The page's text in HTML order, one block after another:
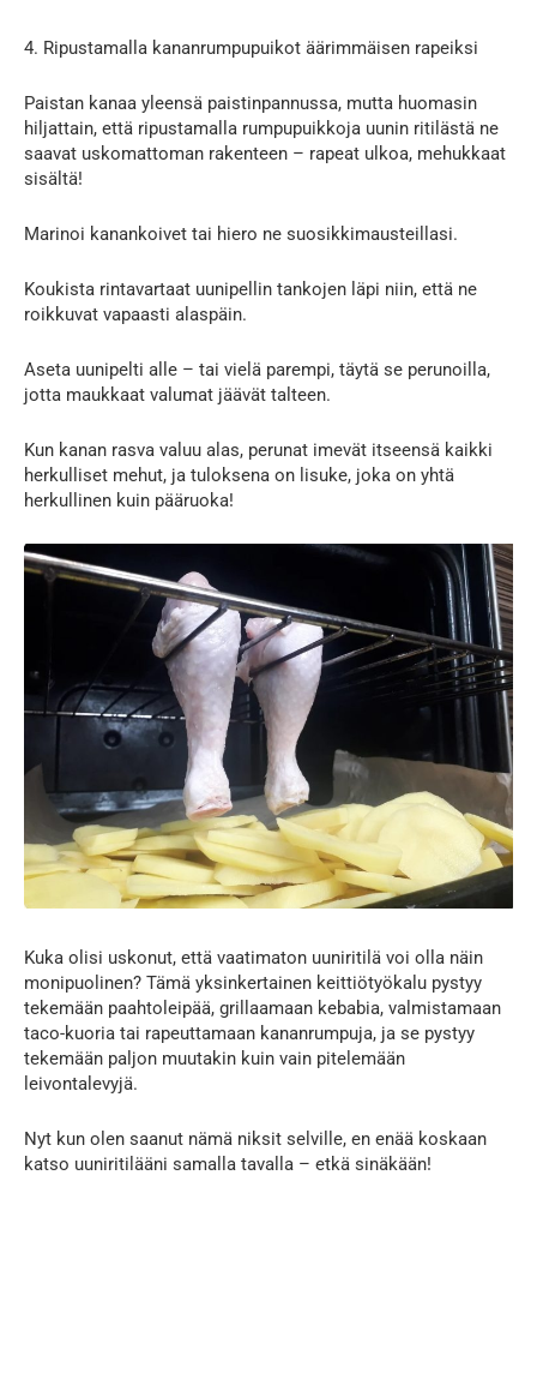
4. Ripustamalla kananrumpupuikot äärimmäisen rapeiksi
Paistan kanaa yleensä paistinpannussa, mutta huomasin
hiljattain, että ripustamalla rumpupuikkoja uunin ritilästä ne
saavat uskomattoman rakenteen – rapeat ulkoa, mehukkaat
sisältä!
Marinoi kanankoivet tai hiero ne suosikkimausteillasi.
Koukista rintavartaat uunipellin tankojen läpi niin, että ne
roikkuvat vapaasti alaspäin.
Aseta uunipelti alle – tai vielä parempi, täytä se perunoilla,
jotta maukkaat valumat jäävät talteen.
Kun kanan rasva valuu alas, perunat imevät itseensä kaikki
herkulliset mehut, ja tuloksena on lisuke, joka on yhtä
herkullinen kuin pääruoka!
Kuka olisi uskonut, että vaatimaton uuniritilä voi olla näin
monipuolinen? Tämä yksinkertainen keittiötyökalu pystyy
tekemään paahtoleipää, grillaamaan kebabia, valmistamaan
taco-kuoria tai rapeuttamaan kananrumpuja, ja se pystyy
tekemään paljon muutakin kuin vain pitelemään
leivontalevyjä.
Nyt kun olen saanut nämä niksit selville, en enää koskaan
katso uuniritilääni samalla tavalla – etkä sinäkään!